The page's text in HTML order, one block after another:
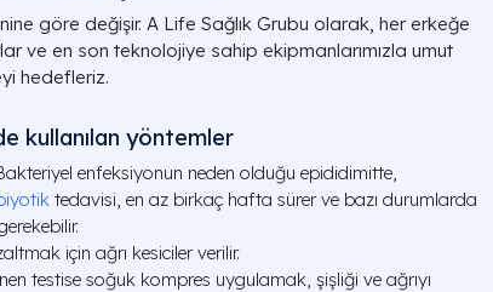
göre değişir. A Life Sağlık Grubu olarak, her erkeğe
ve en son teknolojiye sahip ekipmanlarımızla umut
hedefleriz.
kullanılan yöntemler
enfeksiyonun neden olduğu epididimitte,
tedavisi, en az birkaç hafta sürer ve bazı durumlarda
için ağrı kesiciler verilir.
testise soğuk kompres uygulamak, şişliği ve ağrıyı